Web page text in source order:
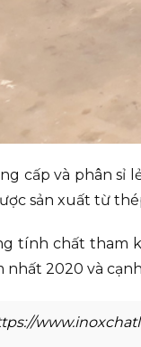
cấp và phân sỉ
sản xuất từ
tính chất tham
nhất 2020 và